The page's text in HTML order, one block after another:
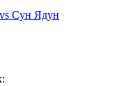
Сун Ядун